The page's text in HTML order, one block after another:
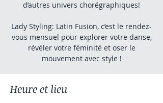
d’autres univers chorégraphiques!
Lady Styling: Latin Fusion, c’est le rendez-
vous mensuel pour explorer votre danse,
révéler votre féminité et oser le
mouvement avec style !
Heure et lieu